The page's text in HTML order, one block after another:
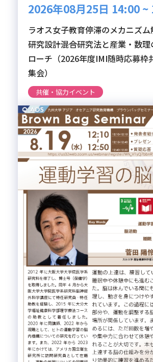
2026年08月25日 14:00 ~
ラオス女子教育停滞のメカニズ
研究設計――混合研究法と産業・数
ローチ（2026年度IMI随時応募枠
集会）
共催・協力イベント